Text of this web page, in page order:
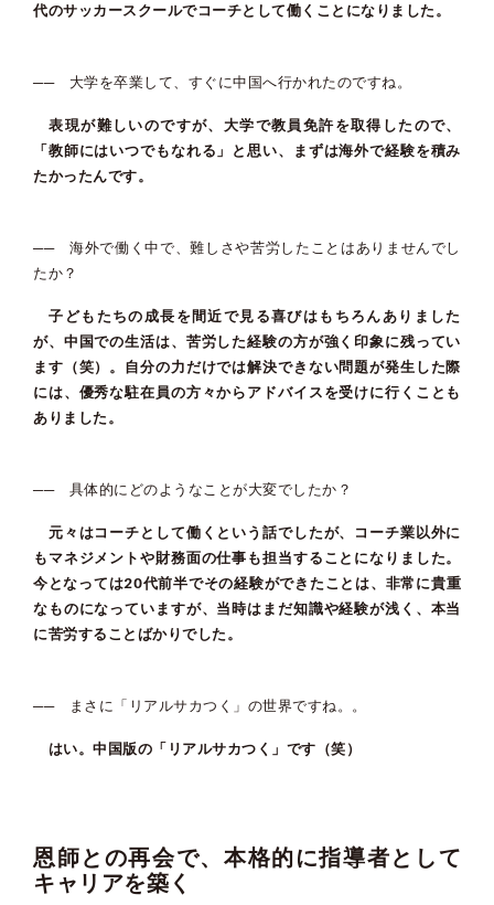
代のサッカースクールでコーチとして働くことになりました。
── 大学を卒業して、すぐに中国へ行かれたのですね。
表現が難しいのですが、大学で教員免許を取得したので、
「教師にはいつでもなれる」と思い、まずは海外で経験を積み
たかったんです。
── 海外で働く中で、難しさや苦労したことはありませんでし
たか？
子どもたちの成長を間近で見る喜びはもちろんありました
が、中国での生活は、苦労した経験の方が強く印象に残ってい
ます（笑）。自分の力だけでは解決できない問題が発生した際
には、優秀な駐在員の方々からアドバイスを受けに行くことも
ありました。
── 具体的にどのようなことが大変でしたか？
元々はコーチとして働くという話でしたが、コーチ業以外に
もマネジメントや財務面の仕事も担当することになりました。
今となっては20代前半でその経験ができたことは、非常に貴重
なものになっていますが、当時はまだ知識や経験が浅く、本当
に苦労することばかりでした。
── まさに「リアルサカつく」の世界ですね。。
はい。中国版の「リアルサカつく」です（笑）
恩師との再会で、本格的に指導者として
キャリアを築く